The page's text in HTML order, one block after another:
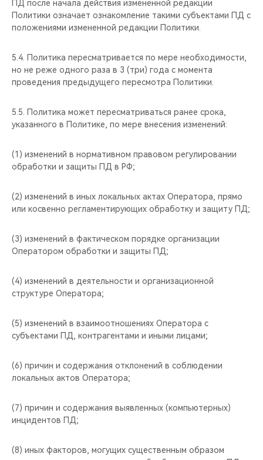
ПД после начала действия измененной редакции
Политики означает ознакомление такими субъектами ПД с
положениями измененной редакции Политики.
5.4. Политика пересматривается по мере необходимости,
но не реже одного раза в 3 (три) года с момента
проведения предыдущего пересмотра Политики.
5.5. Политика может пересматриваться ранее срока,
указанного в Политике, по мере внесения изменений:
(1) изменений в нормативном правовом регулировании
обработки и защиты ПД в РФ;
(2) изменений в иных локальных актах Оператора, прямо
или косвенно регламентирующих обработку и защиту ПД;
(3) изменений в фактическом порядке организации
Оператором обработки и защиты ПД;
(4) изменений в деятельности и организационной
структуре Оператора;
(5) изменений в взаимоотношениях Оператора с
субъектами ПД, контрагентами и иными лицами;
(6) причин и содержания отклонений в соблюдении
локальных актов Оператора;
(7) причин и содержания выявленных (компьютерных)
инцидентов ПД;
(8) иных факторов, могущих существенным образом